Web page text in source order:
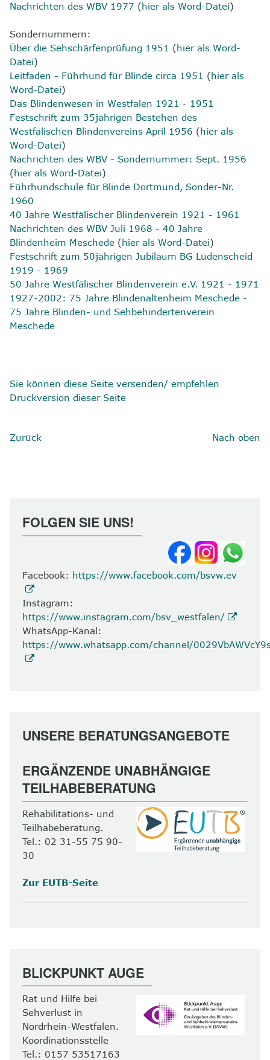
Nachrichten des WBV 1977 (hier als Word-Datei)
Sondernummern:
Über die Sehschärfenprüfung 1951 (hier als Word-
Datei)
Leitfaden - Führhund für Blinde circa 1951 (hier als
Word-Datei)
Das Blindenwesen in Westfalen 1921 - 1951
Festschrift zum 35jährigen Bestehen des
Westfälischen Blindenvereins April 1956 (hier als
Word-Datei)
Nachrichten des WBV - Sondernummer: Sept. 1956
(hier als Word-Datei)
Führhundschule für Blinde Dortmund, Sonder-Nr.
1960
40 Jahre Westfälischer Blindenverein 1921 - 1961
Nachrichten des WBV Juli 1968 - 40 Jahre
Blindenheim Meschede (hier als Word-Datei)
Festschrift zum 50jährigen Jubiläum BG Lüdenscheid
1919 - 1969
50 Jahre Westfälischer Blindenverein e.V. 1921 - 1971
1927-2002: 75 Jahre Blindenaltenheim Meschede -
75 Jahre Blinden- und Sehbehindertenverein
Meschede
Sie können diese Seite versenden/ empfehlen
Druckversion dieser Seite
Zurück Nach oben
FOLGEN SIE UNS!
Facebook: https://www.facebook.com/bsvw.ev
Instagram:
https://www.instagram.com/bsv_westfalen/
WhatsApp-Kanal:
https://www.whatsapp.com/channel/
UNSERE BERATUNGSANGEBOTE
ERGÄNZENDE UNABHÄNGIGE
TEILHABEBERATUNG
Rehabilitations- und
Teilhabeberatung.
Tel.: 02 31-55 75 90-
30
Zur EUTB-Seite
BLICKPUNKT AUGE
Rat und Hilfe bei
Sehverlust in
Nordrhein-Westfalen.
Koordinationsstelle
Tel.: 0157 53517163